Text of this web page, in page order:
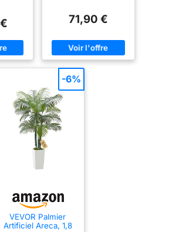
71,90 €
VEVOR Palmier
Artificiel Areca, 1,8
-6%